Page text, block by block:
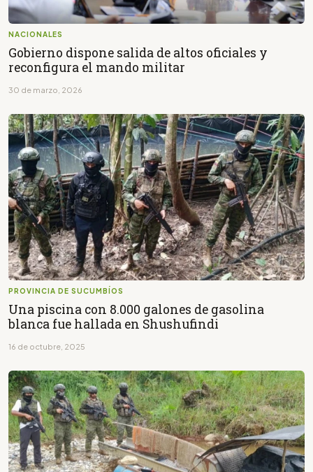
NACIONALES
Gobierno dispone salida de altos oficiales y
reconfigura el mando militar
30 de marzo, 2026
PROVINCIA DE SUCUMBÍOS
Una piscina con 8.000 galones de gasolina
blanca fue hallada en Shushufindi
16 de octubre, 2025